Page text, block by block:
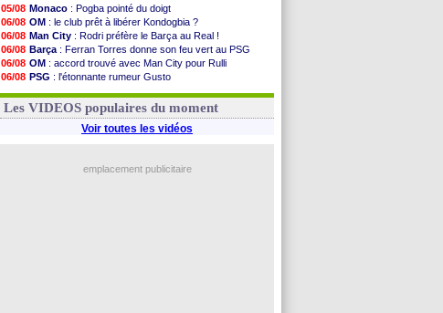
19h09
PSG: 4 retours dans le groupe face à Man Utd ...
18h48
Nice: Kevin Carlos va partir en Italie
18h37
L1: prison avec sursis requis contre un arbitre
18h29
Leganés: c'est signé pour Luca Zidane (off.)
17h58
Atletico: Ruggeri en route pour Aston Villa
17h46
Monaco: Filipe Luis soutient Biereth
17h32 Lyon: Mangala prêté à Getafe (officiel)
17h16
PSG: Nsoki va signer en Croatie
: Naples vise Gabriel Jesus
: Haise a prolongé (officiel)
05/08 Monaco : Pogba pointé du doigt
06/08 OM : le club prêt à libérer Kondogbia ?
06/08 Man City : Rodri préfère le Barça au Real !
06/08 Barça : Ferran Torres donne son feu vert au PSG
06/08 OM : accord trouvé avec Man City pour Rulli
06/08 PSG : l'étonnante rumeur Gusto
06/08 Ouganda: Owori battu à mort à Kampala
Les VIDEOS populaires du moment
Voir toutes les vidéos
emplacement publicitaire